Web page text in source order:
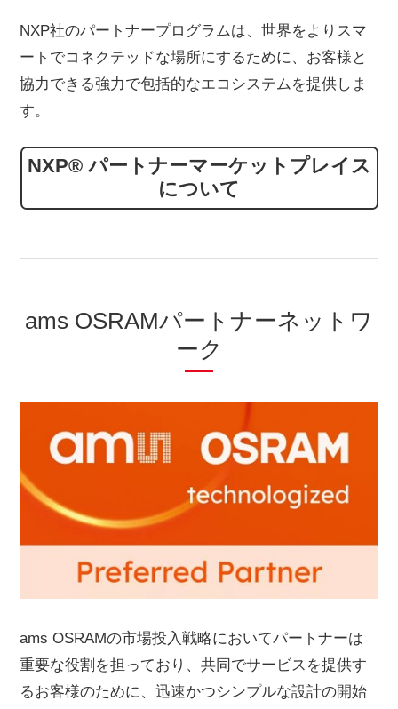
NXP社のパートナープログラムは、世界をよりスマ
ートでコネクテッドな場所にするために、お客様と
協力できる強力で包括的なエコシステムを提供しま
す。
NXP® パートナーマーケットプレイス
について
ams OSRAMパートナーネットワ
ーク
ams OSRAMの市場投入戦略においてパートナーは
重要な役割を担っており、共同でサービスを提供す
るお客様のために、迅速かつシンプルな設計の開始